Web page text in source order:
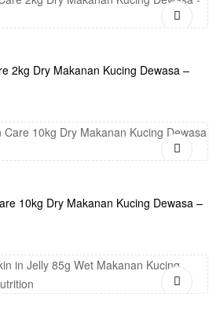
2kg Dry Makanan Kucing Dewasa –
10kg Dry Makanan Kucing Dewasa –